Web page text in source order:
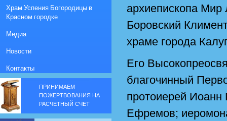
архиепископа Мир
Боровский
храме города
Его
благочинный
протоиерей Иоанн
Ефремов;
Храм Успения Богородицы в
Красном городке
Медиа
Новости
Контакты
ПРИНИМАЕМ
ПОЖЕРТВОВАНИЯ НА
РАСЧЕТНЫЙ СЧЕТ